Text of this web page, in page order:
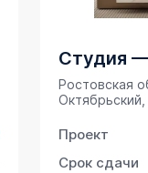
Студия
Ростовская
Проект
Срок сдачи